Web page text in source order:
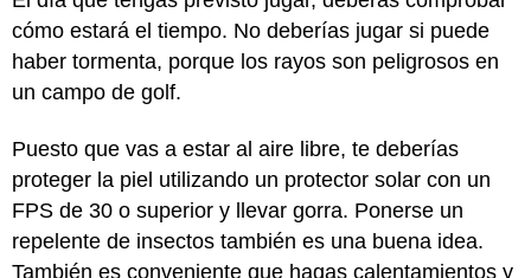
cómo estará el tiempo. No deberías jugar si puede
haber tormenta, porque los rayos son peligrosos en
un campo de golf.
Puesto que vas a estar al aire libre, te deberías
proteger la piel utilizando un protector solar con un
FPS de 30 o superior y llevar gorra. Ponerse un
repelente de insectos también es una buena idea.
También es conveniente que hagas calentamientos y